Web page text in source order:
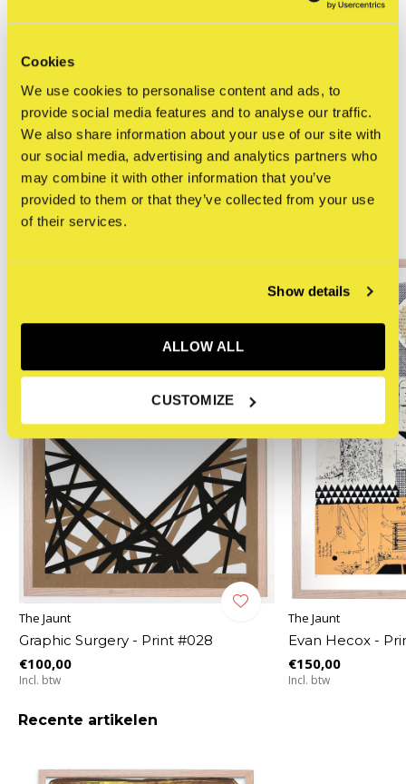
Cookies
We use cookies to personalise content and ads, to
provide social media features and to analyse our traffic.
We also share information about your use of our site with
our social media, advertising and analytics partners who
may combine it with other information that you’ve
provided to them or that they’ve collected from your use
of their services.
Show details
ALLOW ALL
CUSTOMIZE
COA
Reviews
0/ 5
Related articles
The Jaunt
Graphic Surgery - Print #028
€100,00
Incl. btw
The Jaunt
Evan Hecox -
€150,00
Incl. btw
Recente artikelen